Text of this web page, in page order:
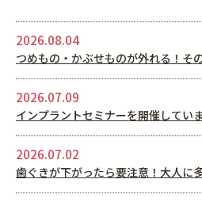
2026.08.04
つめもの・かぶせものが外れる！そ
2026.07.09
インプラントセミナーを開催してい
2026.07.02
歯ぐきが下がったら要注意！大人に